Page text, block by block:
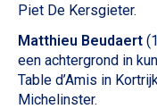
Piet De Kersgieter.
Matthieu Beudaert
een achtergrond in
Table d’Amis in
Michelinster.